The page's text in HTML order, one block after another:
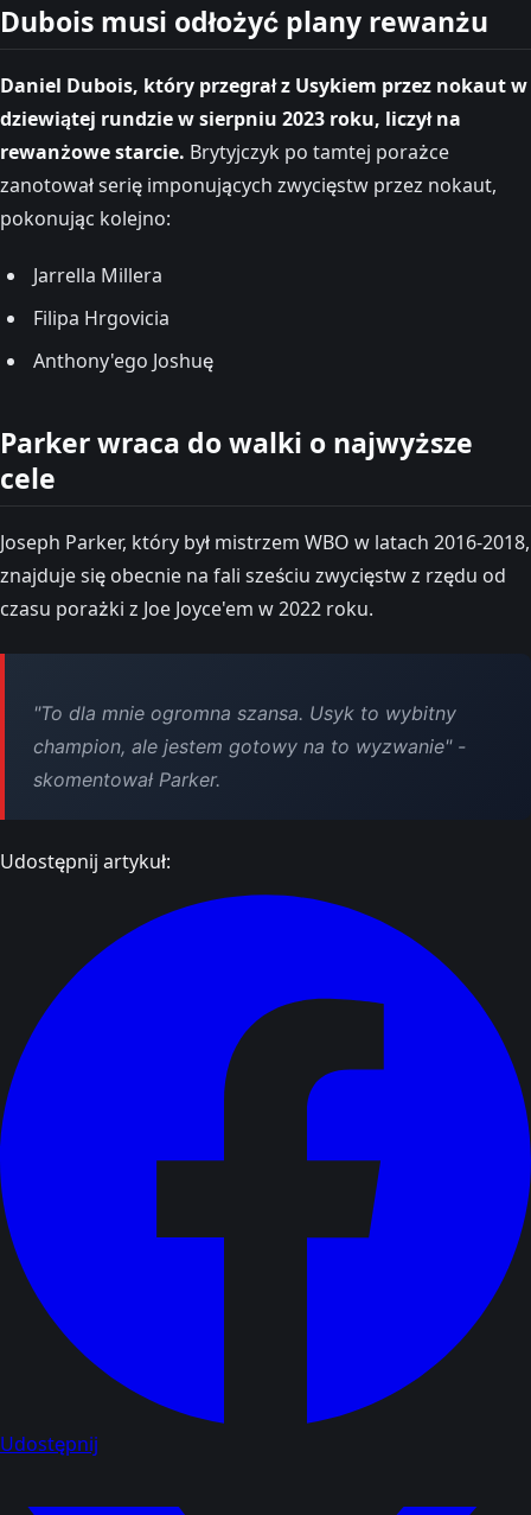
Dubois musi odłożyć plany rewanżu
Daniel Dubois, który przegrał z Usykiem przez nokaut w
dziewiątej rundzie w sierpniu 2023 roku, liczył na
rewanżowe starcie. Brytyjczyk po tamtej porażce
zanotował serię imponujących zwycięstw przez nokaut,
pokonując kolejno:
Jarrella Millera
Filipa Hrgovicia
Anthony'ego Joshuę
Parker wraca do walki o najwyższe
cele
Joseph Parker, który był mistrzem WBO w latach 2016-2018,
znajduje się obecnie na fali sześciu zwycięstw z rzędu od
czasu porażki z Joe Joyce'em w 2022 roku.
"To dla mnie ogromna szansa. Usyk to wybitny
champion, ale jestem gotowy na to wyzwanie" -
skomentował Parker.
Udostępnij artykuł:
Udostępnij